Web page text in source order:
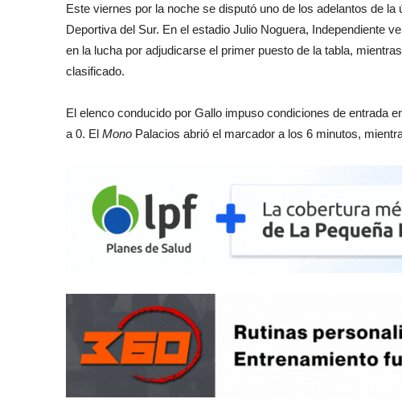
Este viernes por la noche se disputó uno de los adelantos de
Deportiva del Sur. En el estadio Julio Noguera, Independiente
en la lucha por adjudicarse el primer puesto de la tabla,
clasificado.
El elenco conducido por Gallo impuso condiciones de entrada
a 0. El Mono Palacios abrió el marcador a los 6 minutos,